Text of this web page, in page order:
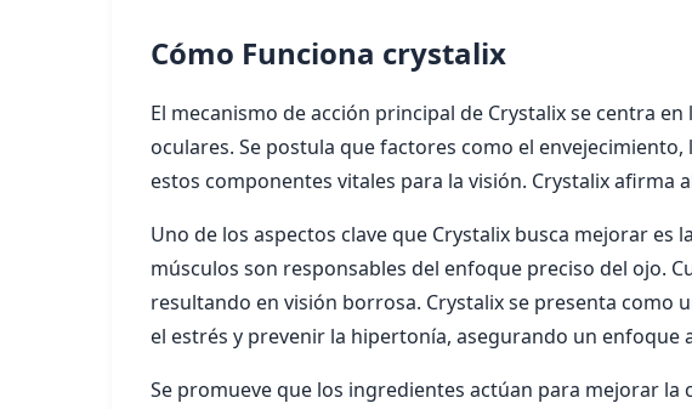
Cómo Funciona crystalix
El mecanismo de acción principal de Crystalix se centra
oculares. Se postula que factores como el
estos componentes vitales para la visión. Crystalix afirma
Uno de los aspectos clave que Crystalix busca mejorar
músculos son responsables del enfoque preciso del ojo.
resultando en visión borrosa. Crystalix se presenta como
el estrés y prevenir la hipertonía, asegurando un enfoque
Se promueve que los ingredientes actúan para mejorar